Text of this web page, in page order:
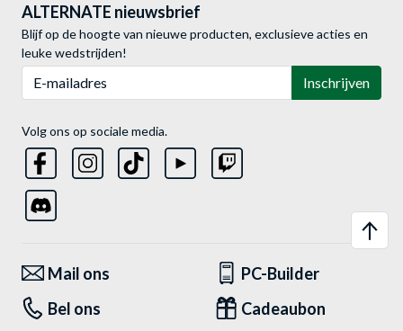
ALTERNATE nieuwsbrief
Blijf op de hoogte van nieuwe producten, exclusieve acties en
leuke wedstrijden!
Inschrijven
Volg ons op sociale media.
Mail ons
PC-Builder
Bel ons
Cadeaubon